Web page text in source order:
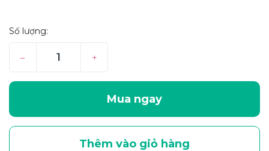
Số lượng:
– +
Mua ngay
Thêm vào giỏ hàng